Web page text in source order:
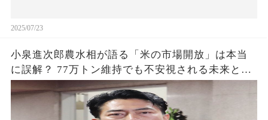
2025/07/23
小泉進次郎農水相が語る「米の市場開放」は本当
に誤解？ 77万トン維持でも不安視される未来と
は？